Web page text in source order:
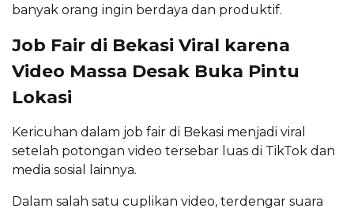
banyak orang ingin berdaya dan produktif.
Job Fair di Bekasi Viral karena
Video Massa Desak Buka Pintu
Lokasi
Kericuhan dalam job fair di Bekasi menjadi viral
setelah potongan video tersebar luas di TikTok dan
media sosial lainnya.
Dalam salah satu cuplikan video, terdengar suara